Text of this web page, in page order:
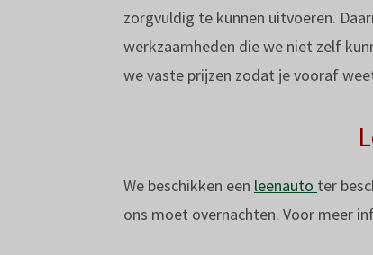
zorgvuldig te kunnen uitvoeren.
werkzaamheden die we niet zelf
we vaste prijzen zodat je vooraf
We beschikken een leenauto ter
ons moet overnachten. Voor meer